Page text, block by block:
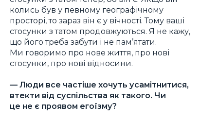
колись був у певному географічному
просторі, то зараз він є у вічності. Тому ваші
стосунки з татом продовжуються. Я не кажу,
що його треба забути і не пам’ятати.
Ми говоримо про нове життя, про нові
стосунки, про нові відносини.
— Люди все частіше хочуть усамітнитися,
втекти від суспільства як такого. Чи
це не є проявом егоїзму?